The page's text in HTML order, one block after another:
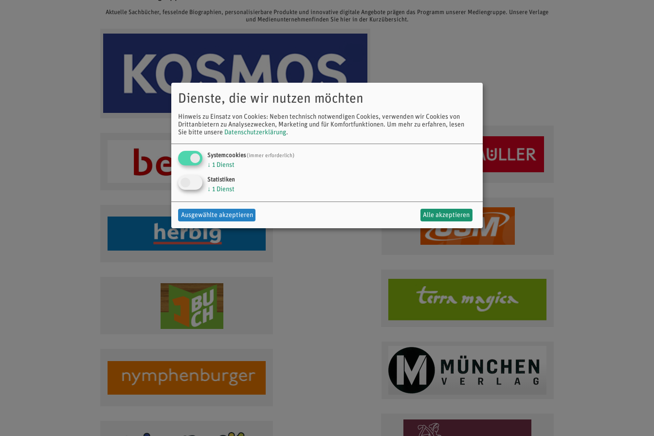
Aktuelle Sachbücher, fesselnde Biographien, personalisierbare Produkte und innovative digitale Angebote prägen das Programm unserer Mediengruppe. Unsere Verlage
und Medienunternehmenfinden Sie hier in der Kurzübersicht.
Dienste, die wir nutzen möchten
Hinweis zu Einsatz von Cookies: Neben technisch notwendigen Cookies, verwenden wir Cookies von
Drittanbietern zu Analysezwecken, Marketing und für Komfortfunktionen. Um mehr zu erfahren, lesen
Sie bitte unsere Datenschutzerklärung.
Systemcookies(immer erforderlich)
↓ 1 Dienst
Statistiken
↓ 1 Dienst
Ausgewählte akzeptieren Alle akzeptieren